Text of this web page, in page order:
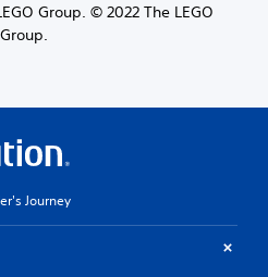
Group. © 2022 The LEGO
Group.
Journey